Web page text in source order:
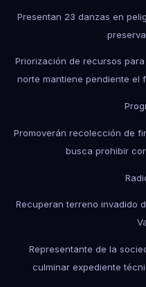
Presentan 23 danzas en
Priorización de recursos
norte mantiene pendiente el
Promoverán recolección de
busca prohibir
Recuperan terreno invadido
Representante de la
culminar expediente